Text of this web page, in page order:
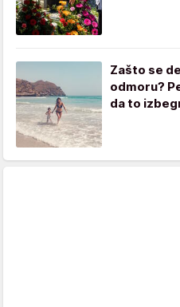
Zašto se
odmoru?
da to